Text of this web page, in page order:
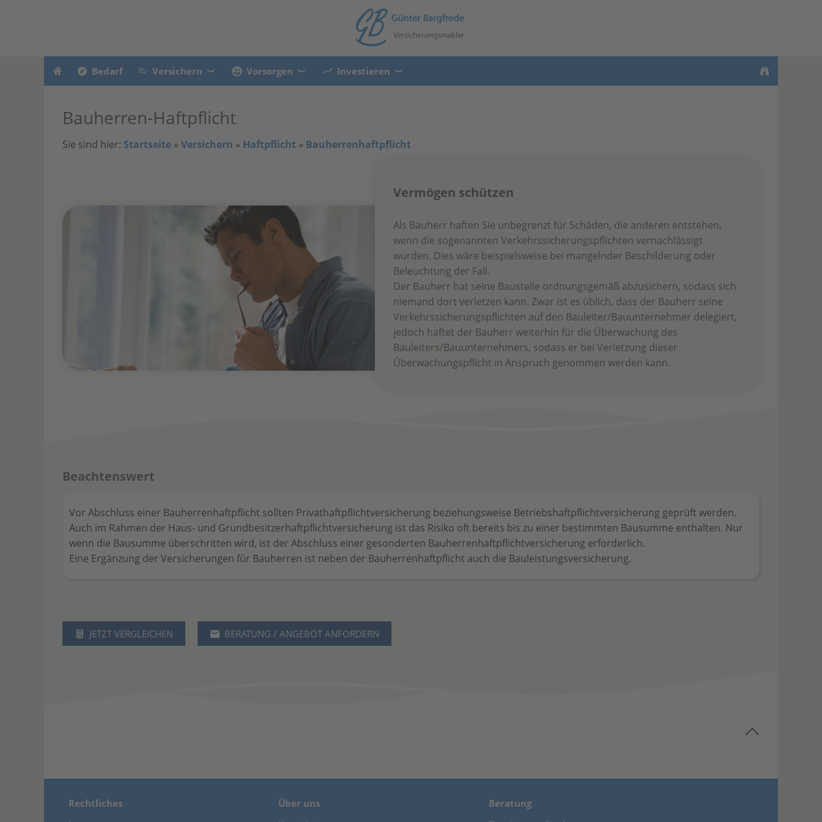
Bedarf Versichern Vorsorgen Investieren
Bauherren-Haftpflicht
Sie sind hier: Startseite » Versichern » Haftpflicht » Bauherrenhaftpflicht
Vermögen schützen
Als Bauherr haften Sie unbegrenzt für Schäden, die anderen entstehen,
wenn die sogenannten Verkehrssicherungspflichten vernachlässigt
wurden. Dies wäre beispielsweise bei mangelnder Beschilderung oder
Beleuchtung der Fall.
Der Bauherr hat seine Baustelle ordnungsgemäß abzusichern, sodass sich
niemand dort verletzen kann. Zwar ist es üblich, dass der Bauherr seine
Verkehrssicherungspflichten auf den Bauleiter/Bauunternehmer delegiert,
jedoch haftet der Bauherr weiterhin für die Überwachung des
Bauleiters/Bauunternehmers, sodass er bei Verletzung dieser
Überwachungspflicht in Anspruch genommen werden kann.
Beachtenswert
Vor Abschluss einer Bauherrenhaftpflicht sollten Privathaftpflichtversicherung beziehungsweise Betriebshaftpflichtversicherung geprüft werden.
Auch im Rahmen der Haus- und Grundbesitzerhaftpflichtversicherung ist das Risiko oft bereits bis zu einer bestimmten Bausumme enthalten. Nur
wenn die Bausumme überschritten wird, ist der Abschluss einer gesonderten Bauherrenhaftpflichtversicherung erforderlich.
Eine Ergänzung der Versicherungen für Bauherren ist neben der Bauherrenhaftpflicht auch die Bauleistungsversicherung.
JETZT VERGLEICHEN BERATUNG / ANGEBOT ANFORDERN
Rechtliches Über uns Beratung